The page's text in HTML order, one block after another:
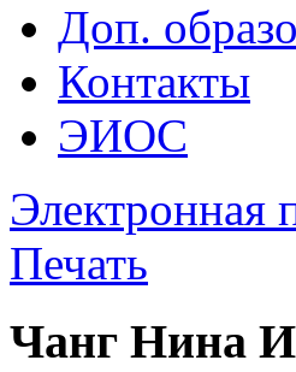
Доп.
Контакты
ЭИОС
Электронная
Печать
Чанг Нина